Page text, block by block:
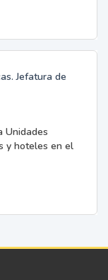
Jefatura de
Unidades
y hoteles en el